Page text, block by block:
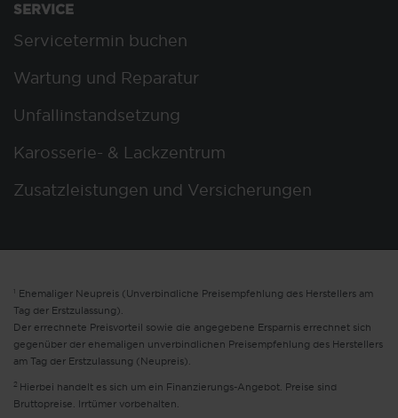
SERVICE
Servicetermin buchen
Wartung und Reparatur
Unfallinstandsetzung
Karosserie- & Lackzentrum
Zusatzleistungen und Versicherungen
1 Ehemaliger Neupreis (Unverbindliche Preisempfehlung des Herstellers am
Tag der Erstzulassung).
Der errechnete Preisvorteil sowie die angegebene Ersparnis errechnet sich
gegenüber der ehemaligen unverbindlichen Preisempfehlung des Herstellers
am Tag der Erstzulassung (Neupreis).
2 Hierbei handelt es sich um ein Finanzierungs-Angebot. Preise sind
Bruttopreise. Irrtümer vorbehalten.